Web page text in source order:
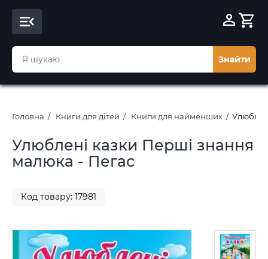
Знайти
Головна Книги для дітей Книги для найменших
Улюблені казки Перші знання
малюка - Пегас
Код товару: 17981